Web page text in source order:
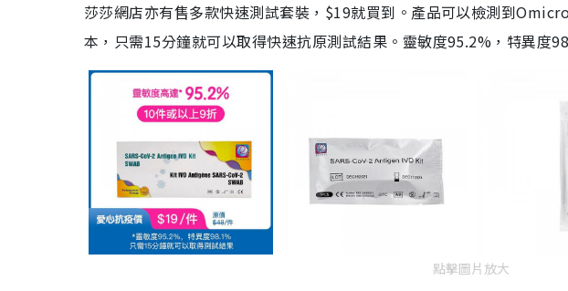
莎莎網店亦有售多款快速測試套裝，$19就買到。產品可以檢測到
本，只需15分鐘就可以取得快速抗原測試結果。靈敏度95.2%，特異度
點擊圖片放大